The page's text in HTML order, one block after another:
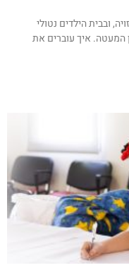
ובבית הילדים נטולי
המעטה. איך עוברים את